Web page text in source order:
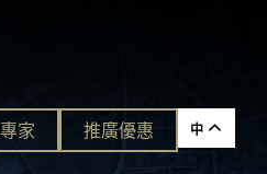
家​ 推廣優惠 中